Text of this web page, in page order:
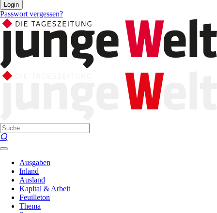
Login
Passwort vergessen?
Ausgaben
Inland
Ausland
Kapital & Arbeit
Feuilleton
Thema